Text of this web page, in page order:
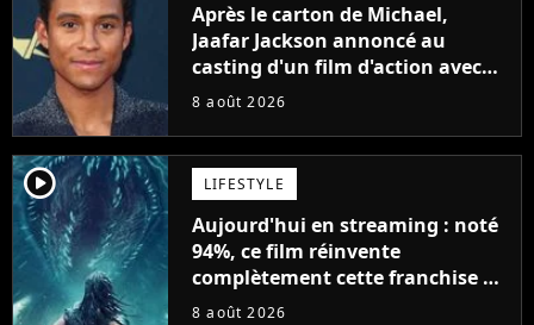
Après le carton de Michael,
Jaafar Jackson annoncé au
casting d'un film d'action avec
Will Smith
8 août 2026
player2 LIFESTYLE
Aujourd'hui en streaming : noté
94%, ce film réinvente
complètement cette franchise de
science-fiction vieille de 40 ans
8 août 2026